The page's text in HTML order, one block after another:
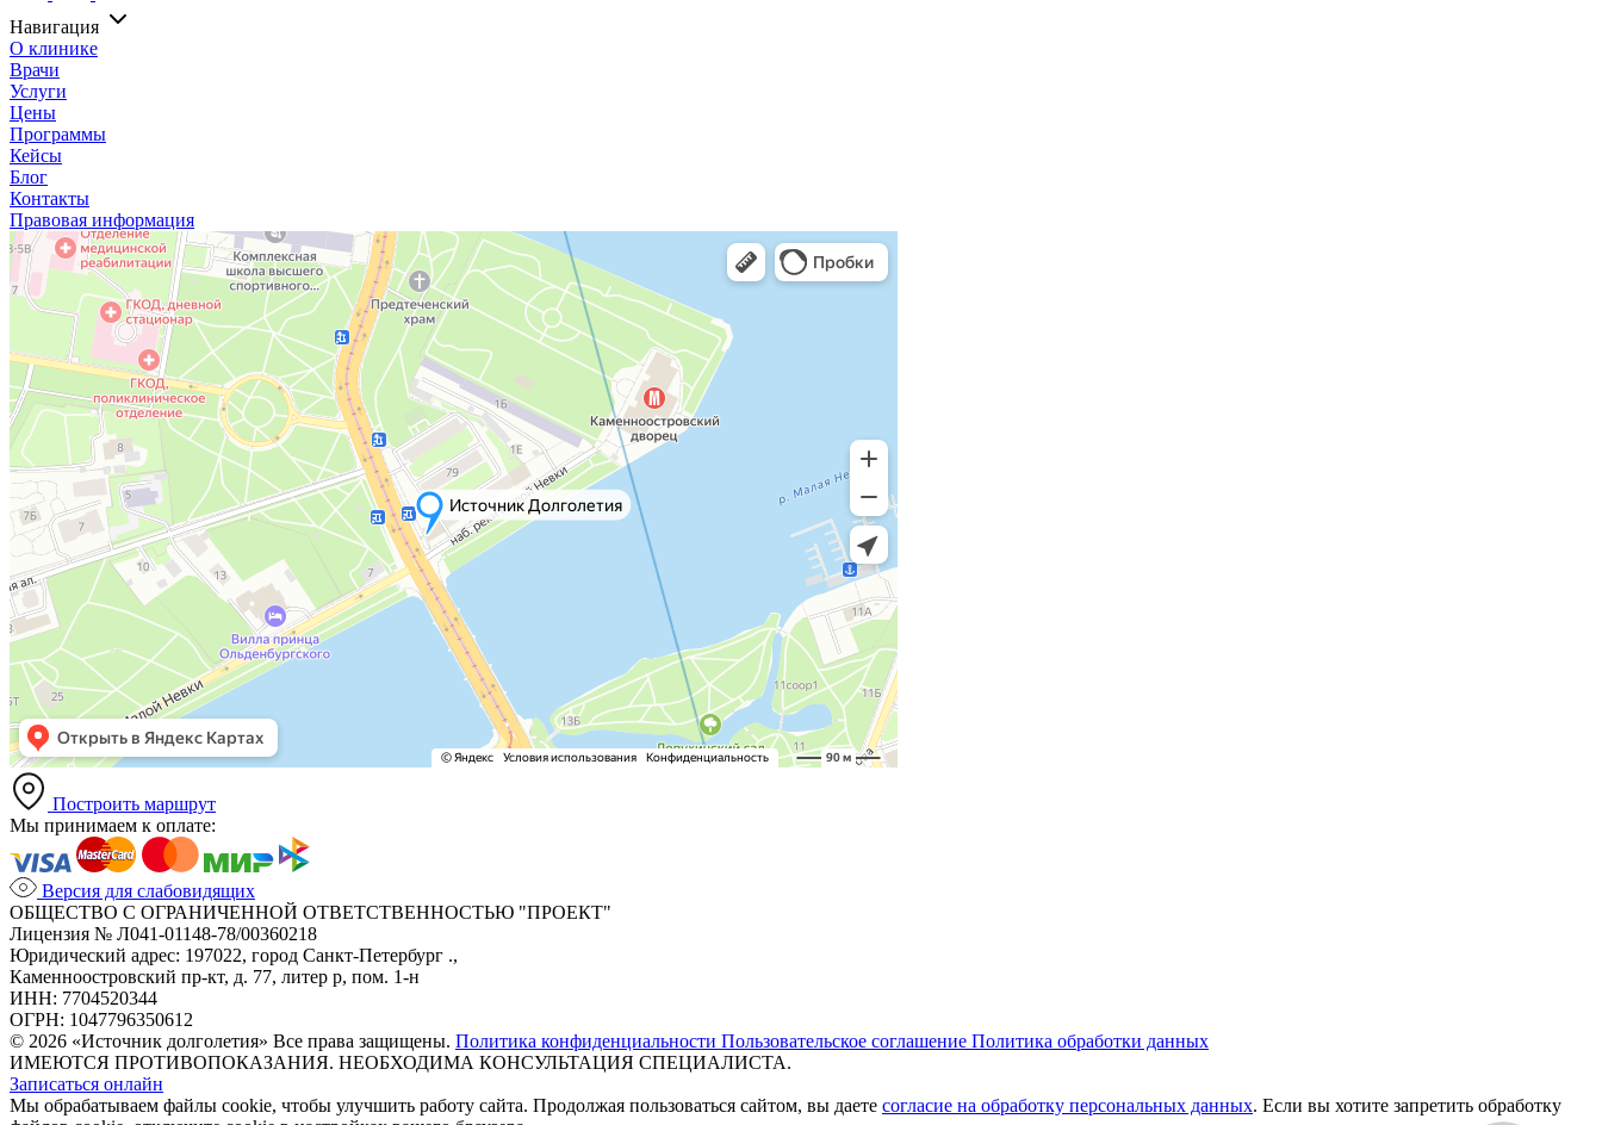
Навигация
О клинике
Врачи
Услуги
Цены
Программы
Кейсы
Блог
Контакты
Правовая информация
Построить маршрут
Мы принимаем к оплате:
Версия для слабовидящих
ОБЩЕСТВО С ОГРАНИЧЕННОЙ ОТВЕТСТВЕННОСТЬЮ "ПРОЕКТ"
Лицензия № Л041-01148-78/00360218
Юридический адрес: 197022, город Санкт-Петербург .,
Каменноостровский пр-кт, д. 77, литер р, пом. 1-н
ИНН: 7704520344
ОГРН: 1047796350612
© 2026 «Источник долголетия» Все права защищены. Политика конфиденциальности Пользовательское соглашение Политика обработки данных
ИМЕЮТСЯ ПРОТИВОПОКАЗАНИЯ. НЕОБХОДИМА КОНСУЛЬТАЦИЯ СПЕЦИАЛИСТА.
Записаться онлайн
Мы обрабатываем файлы cookie, чтобы улучшить работу сайта. Продолжая пользоваться сайтом, вы даете согласие на обработку персональных данных. Если вы хотите запретить обработку